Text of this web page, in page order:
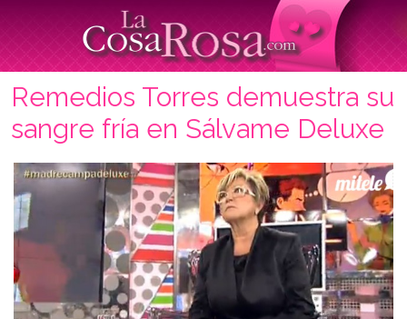
Remedios Torres demuestra su
sangre fría en Sálvame Deluxe